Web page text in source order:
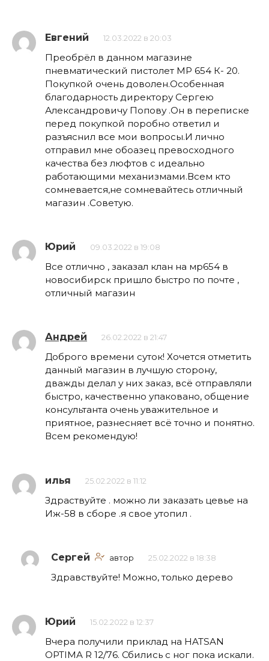
Евгений 12.03.2022 в 20:03
Преобрёл в данном магазине
пневматический пистолет МР 654 К- 20.
Покупкой очень доволен.Особенная
благодарность директору Сергею
Александровичу Попову .Он в переписке
перед покупкой поробно ответил и
разъяснил все мои вопросы.И лично
отправил мне обоазец превосходного
качества без люфтов с идеально
работающими механизмами.Всем кто
сомневается,не сомневайтесь отличный
магазин .Советую.
Юрий 09.03.2022 в 19:08
Все отлично , заказал клан на мр654 в
новосибирск пришло быстро по почте ,
отличный магазин
Андрей 26.02.2022 в 21:47
Доброго времени суток! Хочется отметить
данный магазин в лучшую сторону,
дважды делал у них заказ, всё отправляли
быстро, качественно упаковано, общение
консультанта очень уважительное и
приятное, разнесняет всё точно и понятно.
Всем рекомендую!
илья 25.02.2022 в 11:12
Здраствуйте . можно ли заказать цевье на
Иж-58 в сборе .я свое утопил .
Сергей автор 25.02.2022 в 18:38
Здравствуйте! Можно, только дерево
Юрий 15.02.2022 в 12:37
Вчера получили приклад на HATSAN
OPTIMA R 12/76. Сбились с ног пока искали.